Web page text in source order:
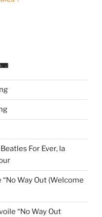
⌨
For Ever, la
“No Way Out (Welcome
“No Way Out